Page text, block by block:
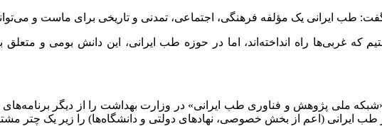
گفت: طب ایرانی یک مؤلفه فرهنگی، اجتماعی، تمدنی و تاریخی برای ماست و
که غربی‌ها راه انداخته‌اند، اما در حوزه طب ایرانی، این دانش بومی
ملی پژوهش و فناوری طب ایرانی» در وزارت بهداشت را از دیگر
ایرانی (اعم از بخش خصوصی، نهادهای دولتی و دانشگاه‌ها) را زیر یک چتر